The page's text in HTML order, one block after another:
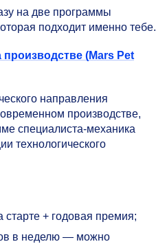
на две программы
подходит именно тебе.
(Mars Pet
направления
производстве,
специалиста-механика
технологического
старте + годовая премия;
в неделю — можно